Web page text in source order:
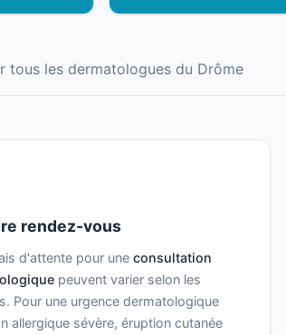
tous les dermatologues du Drôme
rendez-vous
d'attente pour uneconsultation
peuvent varier selon les
Pour une urgence dermatologique
allergique sévère, éruption cutanée